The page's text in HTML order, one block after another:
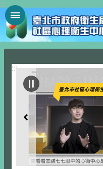
跳到主要內容區塊
:::
:::